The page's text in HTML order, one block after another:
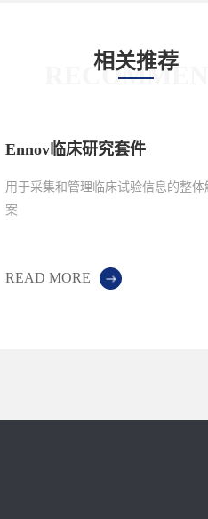
相关推荐
Ennov临床研究套件
用于采集和管理临床试验信息的整体
案
READ MORE